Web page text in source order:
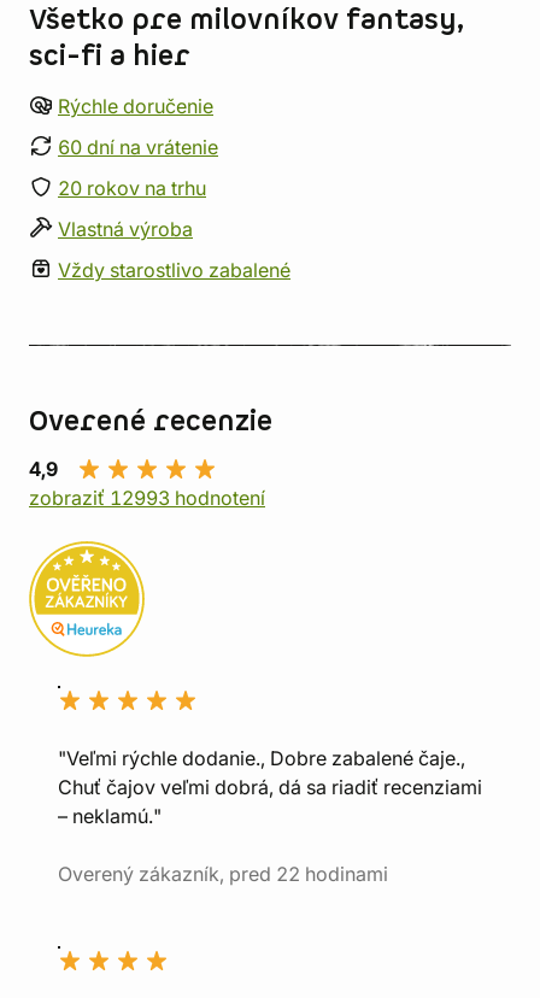
Všetko pre milovníkov fantasy,
sci-fi a hier
Rýchle doručenie
60 dní na vrátenie
20 rokov na trhu
Vlastná výroba
Vždy starostlivo zabalené
Overené recenzie
4,9
zobraziť 12993 hodnotení
"Veľmi rýchle dodanie., Dobre zabalené čaje.,
Chuť čajov veľmi dobrá, dá sa riadiť recenziami
– neklamú."
Overený zákazník, pred 22 hodinami